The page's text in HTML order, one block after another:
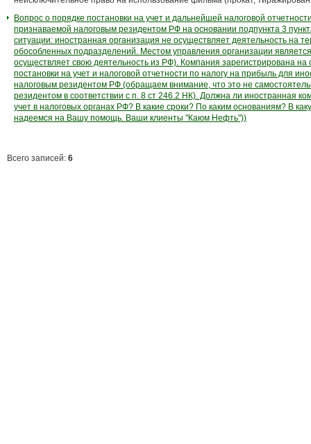
Вопрос о порядке постановки на учет и дальнейшей налоговой
признаваемой налоговым резидентом РФ на основании подпункта 3
ситуации: иностранная организация не осуществляет деятельность на
обособленных подразделений. Местом управления организации
осуществляет свою деятельность из РФ). Компания зарегистрирована на
постановки на учет и налоговой отчетности по налогу на прибыль для
налоговым резидентом РФ (обращаем внимание, что это не
резидентом в соответствии с п. 8 ст 246.2 НК). Должна ли иностранная
учет в налоговых органах РФ? В какие сроки? По каким основаниям? В
надеемся на Вашу помощь. Ваши клиенты "Каюм Нефть"))
Всего записей: 6